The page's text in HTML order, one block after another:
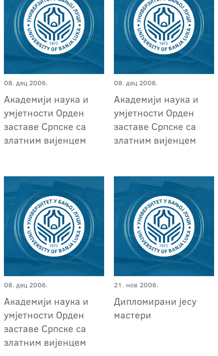
08. дец 2006.
Академији наука и
умјетности Орден
заставе Српске са
златним вијенцем
08. дец 2006.
Академији наука и
умјетности Орден
заставе Српске са
златним вијенцем
08. дец 2006.
Академији наука и
умјетности Орден
заставе Српске са
златним вијенцем
21. нов 2006.
Дипломирани јесу
мастери